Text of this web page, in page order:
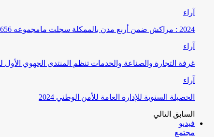
آراء
2024 : مراكش ضمن أربع مدن بالممكلة سجلت مامجموعه 656 قضية تتعلق بغسيل الأموال
آراء
غرفة التجارة والصناعة والخدمات تنظم المنتدى الجهوي
آراء
الحصيلة السنوية للإدارة العامة للأمن الوطني 2024
السابق التالي
فيديو
مجتمع